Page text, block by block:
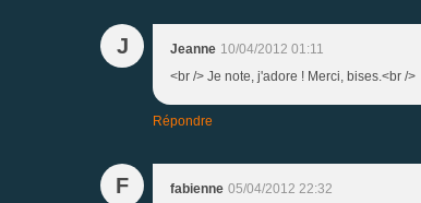
J Jeanne 10/04/2012 01:11
<br /> Je note, j'adore ! Merci, bises.<br />
Répondre
F fabienne 05/04/2012 22:32